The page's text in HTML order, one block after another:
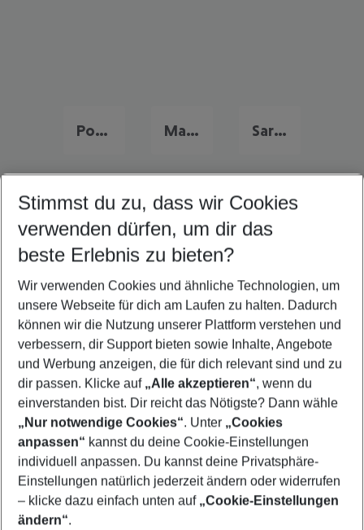
Portugal Urlaub Malta Urlaub Sardinien Urlaub
Quicklinks
Familienurlaub Novo Sancti Petri
Frübucher Angebote Novo Sancti Petri für 2026
Flug & Hotel Novo Sancti Petri
Last Minute Novo Sancti Petri
Pauschalreisen Novo Sancti Petri
Footer
Footer navigation
Über uns
AGB
Bestpreisgarantie
Stimmst du zu, dass wir Cookies
verwenden dürfen, um dir das
beste Erlebnis zu bieten?
Wir verwenden Cookies und ähnliche Technologien, um
unsere Webseite für dich am Laufen zu halten. Dadurch
können wir die Nutzung unserer Plattform verstehen und
verbessern, dir Support bieten sowie Inhalte, Angebote
und Werbung anzeigen, die für dich relevant sind und zu
dir passen. Klicke auf „Alle akzeptieren“, wenn du
einverstanden bist. Dir reicht das Nötigste? Dann wähle
„Nur notwendige Cookies“. Unter „Cookies
anpassen“ kannst du deine Cookie-Einstellungen
individuell anpassen. Du kannst deine Privatsphäre-
Einstellungen natürlich jederzeit ändern oder widerrufen
– klicke dazu einfach unten auf „Cookie-Einstellungen
ändern“.